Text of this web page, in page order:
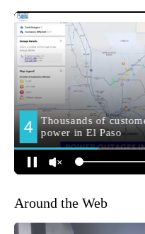
Around the Web